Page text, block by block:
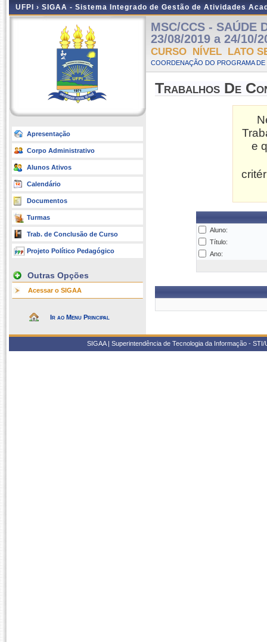
UFPI › SIGAA - Sistema Integrado de Gestão de Atividades
Apresentação
Corpo Administrativo
Alunos Ativos
Calendário
Documentos
Turmas
Trab. de Conclusão de Curso
Projeto Político Pedagógico
Outras Opções
Acessar o SIGAA
Ir ao Menu Principal
MSC/CCS - SAÚDE
23/08/2019 a 24/10/
CURSO NÍVEL LATO
COORDENAÇÃO DO PROGRAMA
Trabalhos De
e
Aluno:
Título:
Ano:
SIGAA | Superintendência de Tecnologia da Informação -